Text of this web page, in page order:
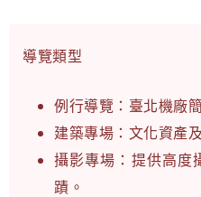
導覽類型
例行導覽：臺北機廠
建築專場：文化資產
攝影專場：提供高度
蹟。